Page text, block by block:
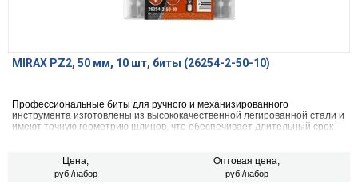
MIRAX PZ2, 50 мм, 10 шт, биты (26254-2-50-10)
Профессиональные биты для ручного и механизированного
инструмента изготовлены из высококачественной легированной стали и
имеют точную геометрию шлицов, что обеспечивает длительный срок
Цена,
руб./набор
Оптовая цена,
руб./набор